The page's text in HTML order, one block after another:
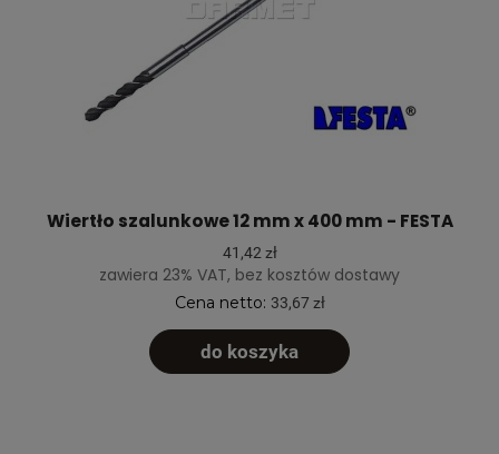
Wiertło szalunkowe 12 mm x 400 mm - FESTA
41,42 zł
zawiera 23% VAT, bez kosztów dostawy
Cena netto: 33,67 zł
do koszyka